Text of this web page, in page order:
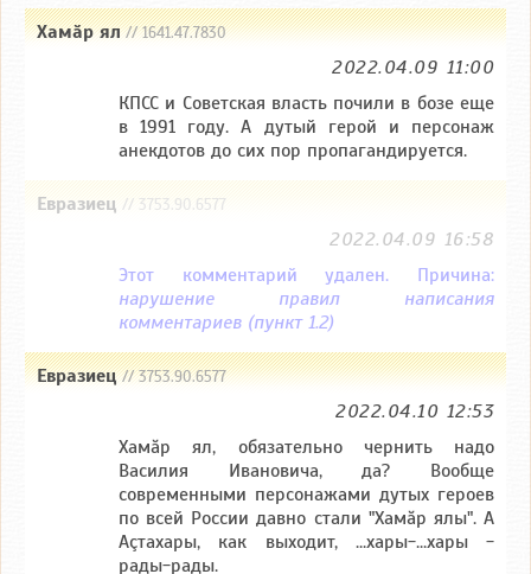
Хамӑр ял// 1641.47.7830
2022.04.09 11:00
КПСС и Советская власть почили в бозе еще
в 1991 году. А дутый герой и персонаж
анекдотов до сих пор пропагандируется.
Евразиец // 3753.90.6577
2022.04.09 16:58
Этот комментарий удален. Причина:
нарушение правил написания
комментариев (пункт 1.2)
Евразиец// 3753.90.6577
2022.04.10 12:53
Хамăр ял, обязательно чернить надо
Василия Ивановича, да? Вообще
современными персонажами дутых героев
по всей России давно стали "Хамăр ялы". А
Аçтахары, как выходит, ...хары-...хары -
рады-рады.